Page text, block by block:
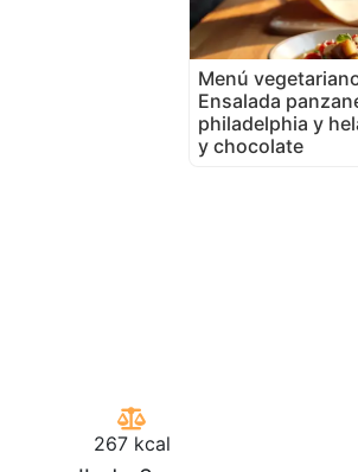
267 kcal
Menú
Ensalada
philadelphia y
y chocolate